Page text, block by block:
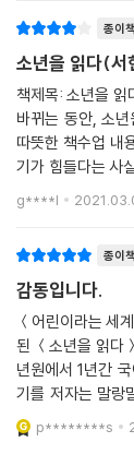
모든 것이 그대로
더 안 좋아졌음을
가게 되는 것이 일
함께하며 그들로
있는 존재가 된다.
다. 범죄력과는 거
실의 무게로 묵직
고생한 손을 보고
기는 아이가 여기
을까? 마음이라
들을 도저한 지층
음’을 지닌 소년
눌 수 있을까.-
종이책
소년을 읽다(서
책제목: 소년을 읽다 지은이: 서현숙 출판사: 사계절(2021) 계절
바뀌는 동안, 소
따뜻한 책수업 내
기가 힘들다는 사
을 낭독한다. 마
견하는 것
g****l
종이책
감동입니다.
＜어린이라는 세
된 ＜소년을 읽다
년원에서 1년간
기를 저자는 말랑
아끼는 마음, 아이
이 됩니다.소년원
p********s